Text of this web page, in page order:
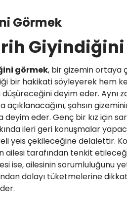
Görmek
görmek, bir gizemin ortaya
bir hakikati söyleyerek hem
düşüreceğini deyim eder. Aynı
şahsın
deyim eder. Genç bir kız için
ileri geri konuşmalar
yeis çekileceğine delalettir.
ailesi tarafından tenkit
ise, ailesinin sorumluluğunu
dolayı tüketmelerine